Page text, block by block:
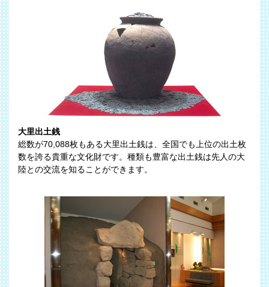
大里出土銭
総数が70,088枚もある大里出土銭は、全国でも上位の出土枚
数を誇る貴重な文化財です。種類も豊富な出土銭は先人の大
陸との交流を知ることができます。